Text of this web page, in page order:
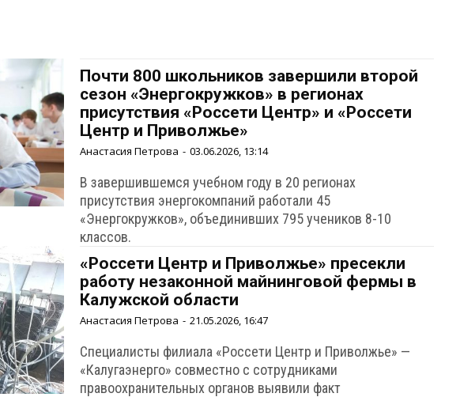
Почти 800 школьников завершили второй
сезон «Энергокружков» в регионах
присутствия «Россети Центр» и «Россети
Центр и Приволжье»
Анастасия Петрова - 03.06.2026, 13:14
В завершившемся учебном году в 20 регионах
присутствия энергокомпаний работали 45
«Энергокружков», объединивших 795 учеников 8-10
классов.
«Россети Центр и Приволжье» пресекли
работу незаконной майнинговой фермы в
Калужской области
Анастасия Петрова - 21.05.2026, 16:47
Специалисты филиала «Россети Центр и Приволжье» —
«Калугаэнерго» совместно с сотрудниками
правоохранительных органов выявили факт